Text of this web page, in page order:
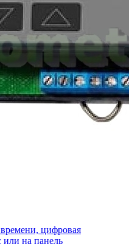
цифровая
на панель